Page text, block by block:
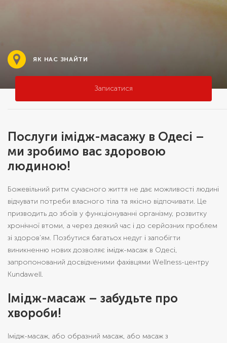
ЯК НАС ЗНАЙТИ
Записатися
Послуги імідж-масажу в Одесі –
ми зробимо вас здоровою
людиною!
Божевільний ритм сучасного життя не дає можливості людині
відчувати потреби власного тіла та якісно відпочивати. Це
призводить до збоїв у функціонуванні організму, розвитку
хронічної втоми, а через деякий час і до серйозних проблем
зі здоров’ям. Позбутися багатьох недуг і запобігти
виникненню нових дозволяє імідж-масаж в Одесі,
запропонований досвідченими фахівцями Wellness-центру
Kundawell.
Імідж-масаж – забудьте про
хвороби!
Імідж-масаж, або образний масаж, або масаж з